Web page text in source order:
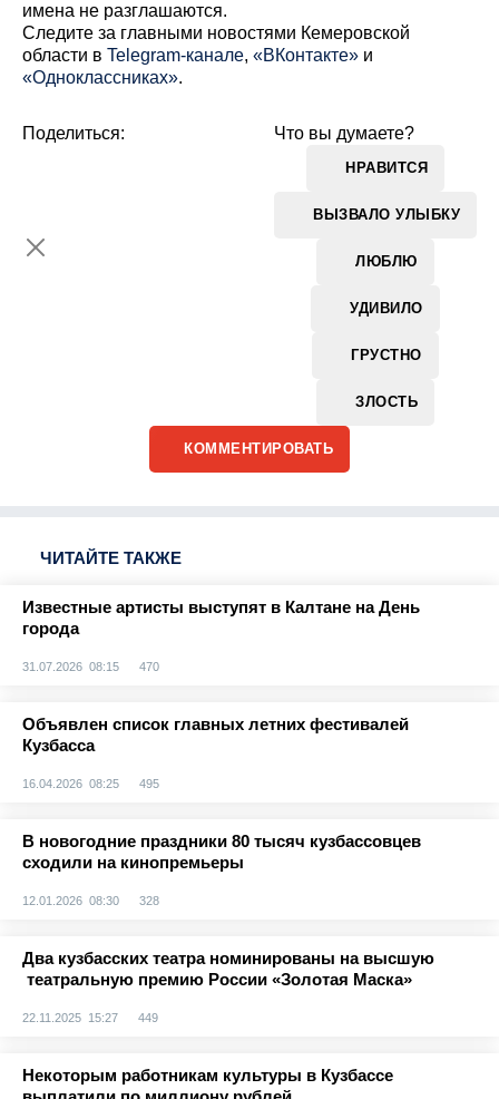
имена не разглашаются.
Cледите за главными новостями Кемеровской
области в Telegram-канале, «ВКонтакте» и
«Одноклассниках».
Что вы думаете?
НРАВИТСЯ
ВЫЗВАЛО УЛЫБКУ
ЛЮБЛЮ
УДИВИЛО
ГРУСТНО
ЗЛОСТЬ
Поделиться:
КОММЕНТИРОВАТЬ
ЧИТАЙТЕ ТАКЖЕ
Известные артисты выступят в Калтане на День
города
31.07.2026 08:15 470
Объявлен список главных летних фестивалей
Кузбасса
16.04.2026 08:25 495
В новогодние праздники 80 тысяч кузбассовцев
сходили на кинопремьеры
12.01.2026 08:30 328
Два кузбасских театра номинированы на высшую
театральную премию России «Золотая Маска»
22.11.2025 15:27 449
Некоторым работникам культуры в Кузбассе